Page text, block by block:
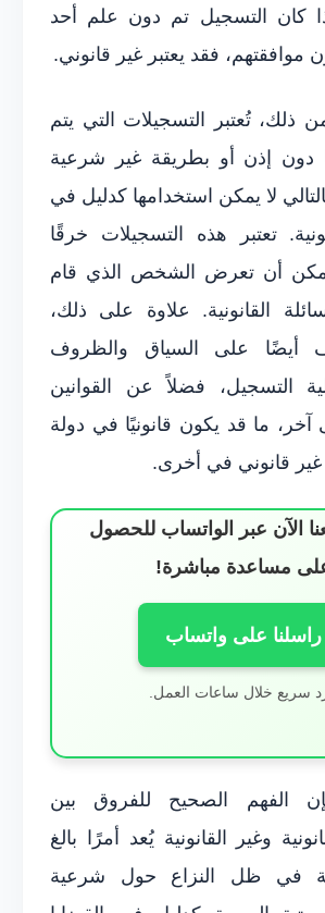
كان التسجيل تم دون علم أحد
موافقتهم، فقد يعتبر غير قانوني.
ذلك، تُعتبر التسجيلات التي يتم
دون إذن أو بطريقة غير شرعية
لا يمكن استخدامها كدليل في
تعتبر هذه التسجيلات خرقًا
أن تعرض الشخص الذي قام
القانونية. علاوة على ذلك،
أيضًا على السياق والظروف
التسجيل، فضلاً عن القوانين
آخر، ما قد يكون قانونيًا في دولة
غير قانوني في أخرى.
الآن عبر الواتساب للحصول
مساعدة مباشرة!
راسلنا على واتساب
سريع خلال ساعات العمل.
الفهم الصحيح للفروق بين
وغير القانونية يُعد أمرًا بالغ
في ظل النزاع حول شرعية